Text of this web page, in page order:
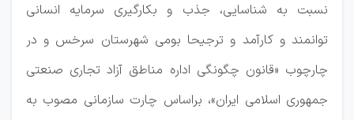
نسبت به شناسایی، جذب و بکارگیری سرمایه انسانی
توانمند و کارآمد و ترجیحا بومی شهرستان سرخس و در
چارچوب «قانون چگونگی اداره مناطق آزاد تجاری صنعتی
جمهوری اسلامی ایران»، براساس چارت سازمانی مصوب به